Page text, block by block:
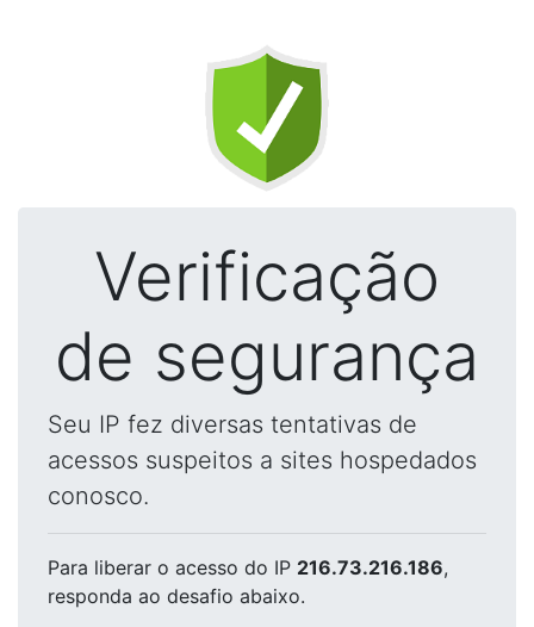
Verificação
de segurança
Seu IP fez diversas tentativas de
acessos suspeitos a sites hospedados
conosco.
Para liberar o acesso do IP 216.73.216.186,
responda ao desafio abaixo.